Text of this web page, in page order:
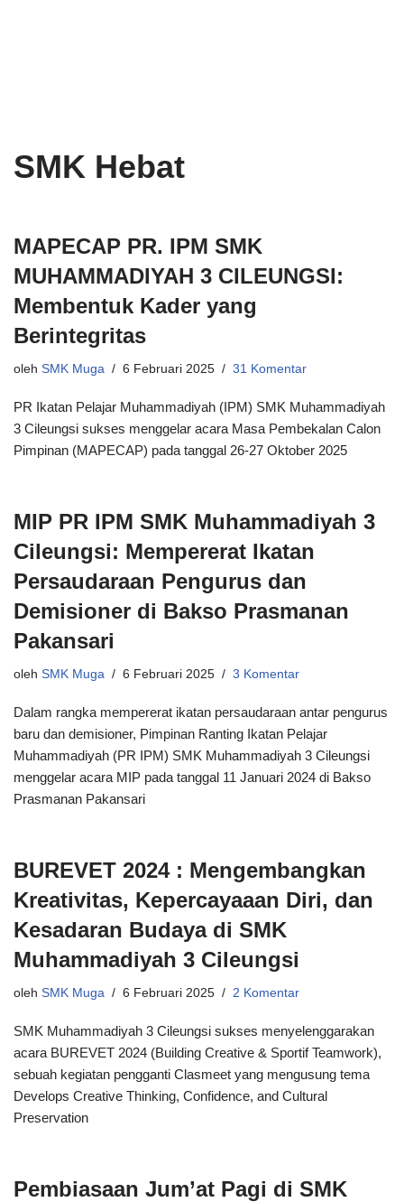
SMK Hebat
MAPECAP PR. IPM SMK
MUHAMMADIYAH 3 CILEUNGSI:
Membentuk Kader yang
Berintegritas
oleh SMK Muga 6 Februari 2025 31 Komentar
PR Ikatan Pelajar Muhammadiyah (IPM) SMK Muhammadiyah
3 Cileungsi sukses menggelar acara Masa Pembekalan Calon
Pimpinan (MAPECAP) pada tanggal 26-27 Oktober 2025
MIP PR IPM SMK Muhammadiyah 3
Cileungsi: Mempererat Ikatan
Persaudaraan Pengurus dan
Demisioner di Bakso Prasmanan
Pakansari
oleh SMK Muga 6 Februari 2025 3 Komentar
Dalam rangka mempererat ikatan persaudaraan antar pengurus
baru dan demisioner, Pimpinan Ranting Ikatan Pelajar
Muhammadiyah (PR IPM) SMK Muhammadiyah 3 Cileungsi
menggelar acara MIP pada tanggal 11 Januari 2024 di Bakso
Prasmanan Pakansari
BUREVET 2024 : Mengembangkan
Kreativitas, Kepercayaaan Diri, dan
Kesadaran Budaya di SMK
Muhammadiyah 3 Cileungsi
oleh SMK Muga 6 Februari 2025 2 Komentar
SMK Muhammadiyah 3 Cileungsi sukses menyelenggarakan
acara BUREVET 2024 (Building Creative & Sportif Teamwork),
sebuah kegiatan pengganti Clasmeet yang mengusung tema
Develops Creative Thinking, Confidence, and Cultural
Preservation
Pembiasaan Jum’at Pagi di SMK